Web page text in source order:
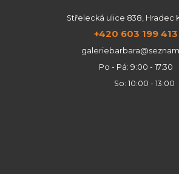
Střelecká ulice 838, Hradec
+420 603 199 413
Po - Pá: 9:00 - 17:30
So: 10:00 - 13:00